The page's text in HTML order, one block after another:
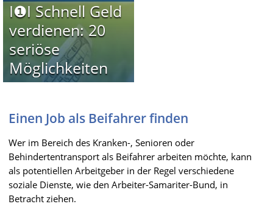
I❶I Schnell Geld
verdienen: 20
seriöse
Möglichkeiten
Einen Job als Beifahrer finden
Wer im Bereich des Kranken-, Senioren oder
Behindertentransport als Beifahrer arbeiten möchte, kann
als potentiellen Arbeitgeber in der Regel verschiedene
soziale Dienste, wie den Arbeiter-Samariter-Bund, in
Betracht ziehen.